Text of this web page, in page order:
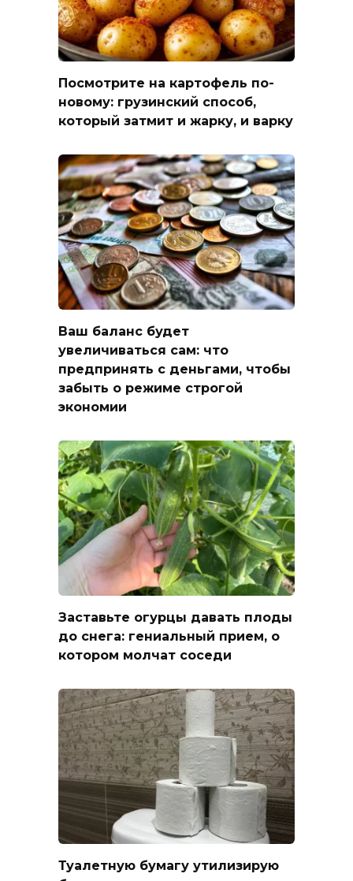
Посмотрите на картофель по-
новому: грузинский способ,
который затмит и жарку, и варку
Ваш баланс будет
увеличиваться сам: что
предпринять с деньгами, чтобы
забыть о режиме строгой
экономии
Заставьте огурцы давать плоды
до снега: гениальный прием, о
котором молчат соседи
Туалетную бумагу утилизирую